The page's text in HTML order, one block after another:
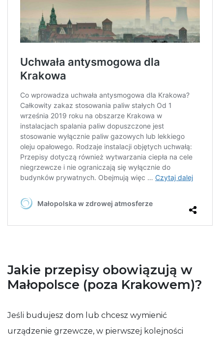
Jakie przepisy obowiązują w
Małopolsce (poza Krakowem)?
Jeśli budujesz dom lub chcesz wymienić
urządzenie grzewcze, w pierwszej kolejności
strona
internetowa
działała jak
Twojej wizyty.
niektóre
funkcje znikną
ze strony
internetowej.